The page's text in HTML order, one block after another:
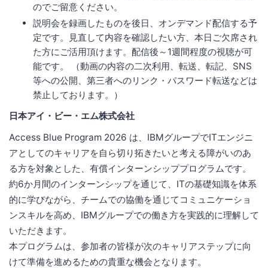
のでご留意ください。
説明会を録画したものを後日、オンデマンド配信する予
定です。見直して内容を確認したい方、本日ご欠席され
た方にご活用頂けます。配信後～1週間程度の視聴が可
能です。 （動画の内容の二次利用、転送、転記、SNS
等への公開、第三者へのリンク・パスワード転送などは
禁止しております。）
日本アイ・ビー・エム株式会社
Access Blue Program 2026 は、IBMグループでITエンジニ
アとしてのキャリアを自ら切り拓きたいと考える障がいのあ
る方を対象とした、有償インターンシッププログラムです。
約6か月間のインターンシップを通じて、ITの基礎知識を体系
的に学びながら、チームでの協働を通じてコミュニケーショ
ンスキルを高め、IBMグループでの働き方を実践的に理解して
いただきます。
本プログラムは、参加者の皆様が次のキャリアステップに向
けて準備を進めるための貴重な機会となります。